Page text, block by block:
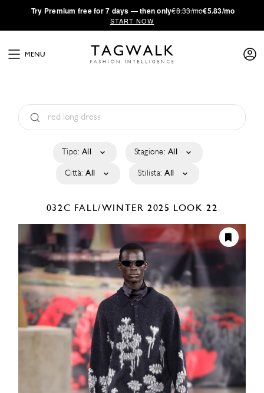
·Try Premium free for 7 days — then only€8.33/mo€5.83/mo
START NOW
MENU
Tipo: All Stagione: All
Città: All Stilista: All
032C FALL/WINTER 2025 LOOK 22